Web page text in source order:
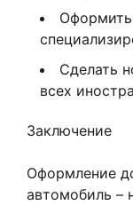
Оформить
Сделать
всех
Заключение
Оформление
автомобиль –